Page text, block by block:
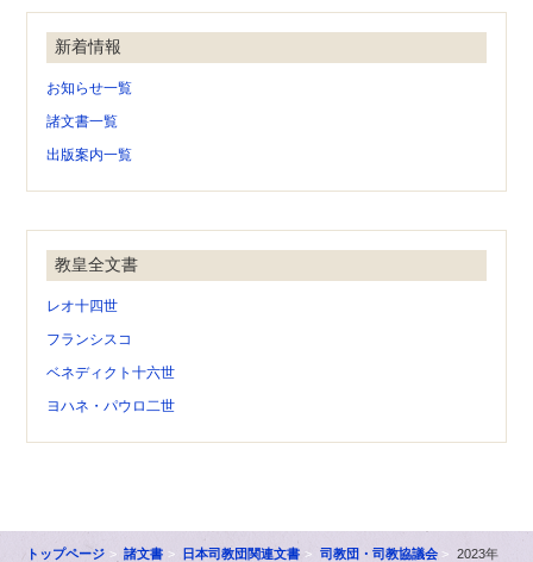
新着情報
お知らせ一覧
諸文書一覧
出版案内一覧
教皇全文書
レオ十四世
フランシスコ
ベネディクト十六世
ヨハネ・パウロ二世
トップページ 諸文書 日本司教団関連文書 司教団・司教協議会
2023年